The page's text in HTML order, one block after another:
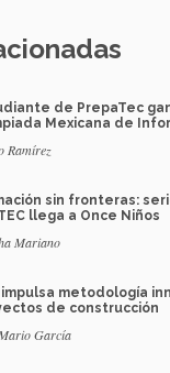
de PrepaTec
Mexicana de
Ramírez
sin fronteras:
llega a Once Niños
Mariano
impulsa metodología
de construcción
García